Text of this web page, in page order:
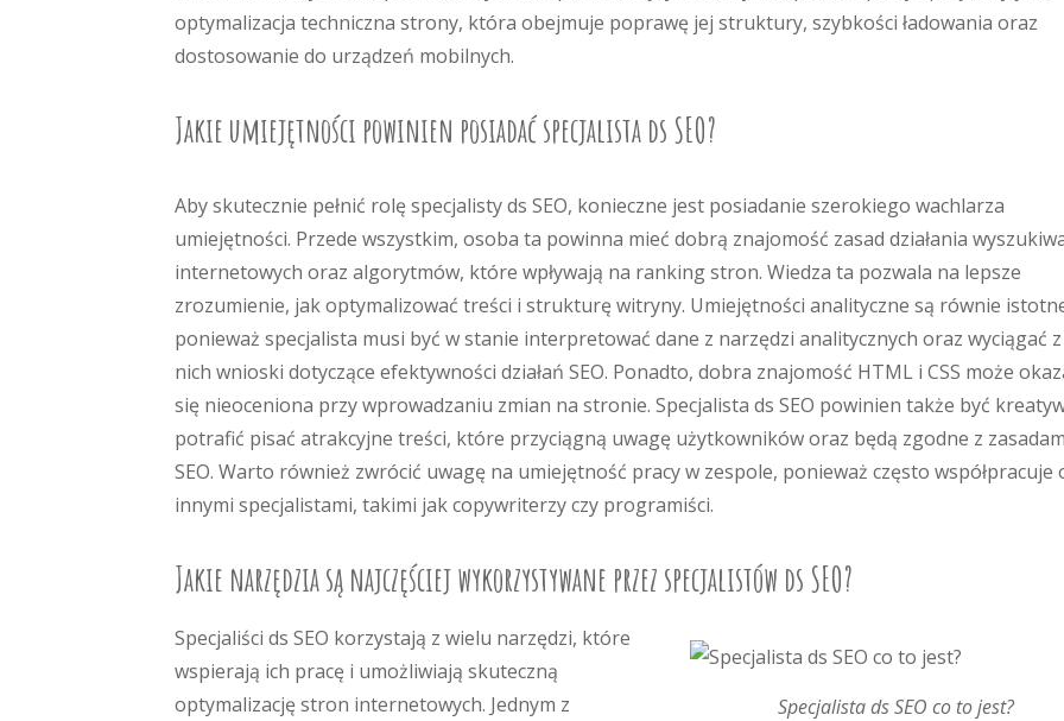
optymalizacja techniczna strony, która obejmuje poprawę jej struktury, szybkości ładowania oraz
dostosowanie do urządzeń mobilnych.
Jakie umiejętności powinien posiadać specjalista ds SEO?
Aby skutecznie pełnić rolę specjalisty ds SEO, konieczne jest posiadanie szerokiego wachlarza
umiejętności. Przede wszystkim, osoba ta powinna mieć dobrą znajomość zasad działania
internetowych oraz algorytmów, które wpływają na ranking stron. Wiedza ta pozwala na lepsze
zrozumienie, jak optymalizować treści i strukturę witryny. Umiejętności analityczne są równie
ponieważ specjalista musi być w stanie interpretować dane z narzędzi analitycznych oraz wyciągać z
nich wnioski dotyczące efektywności działań SEO. Ponadto, dobra znajomość HTML i CSS może
się nieoceniona przy wprowadzaniu zmian na stronie. Specjalista ds SEO powinien także być
potrafić pisać atrakcyjne treści, które przyciągną uwagę użytkowników oraz będą zgodne z
SEO. Warto również zwrócić uwagę na umiejętność pracy w zespole, ponieważ często współpracuje
innymi specjalistami, takimi jak copywriterzy czy programiści.
Jakie narzędzia są najczęściej wykorzystywane przez specjalistów ds SEO?
Specjalista ds SEO co to jest?
Specjaliści ds SEO korzystają z wielu narzędzi, które
wspierają ich pracę i umożliwiają skuteczną
optymalizację stron internetowych. Jednym z